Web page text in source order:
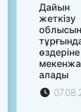
Дайын
алады